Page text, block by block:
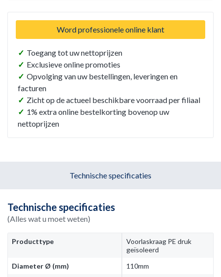
Word professionele online klant
✓ Toegang tot uw nettoprijzen
✓ Exclusieve online promoties
✓ Opvolging van uw bestellingen, leveringen en
facturen
✓ Zicht op de actueel beschikbare voorraad per filiaal
✓ 1% extra online bestelkorting bovenop uw
nettoprijzen
Technische specificaties
Technische specificaties
(Alles wat u moet weten)
Producttype
Voorlaskraag PE druk
geïsoleerd
Diameter Ø (mm)
110mm